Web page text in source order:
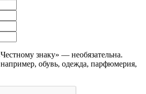
знаку» — необязательна.
обувь, одежда, парфюмерия,